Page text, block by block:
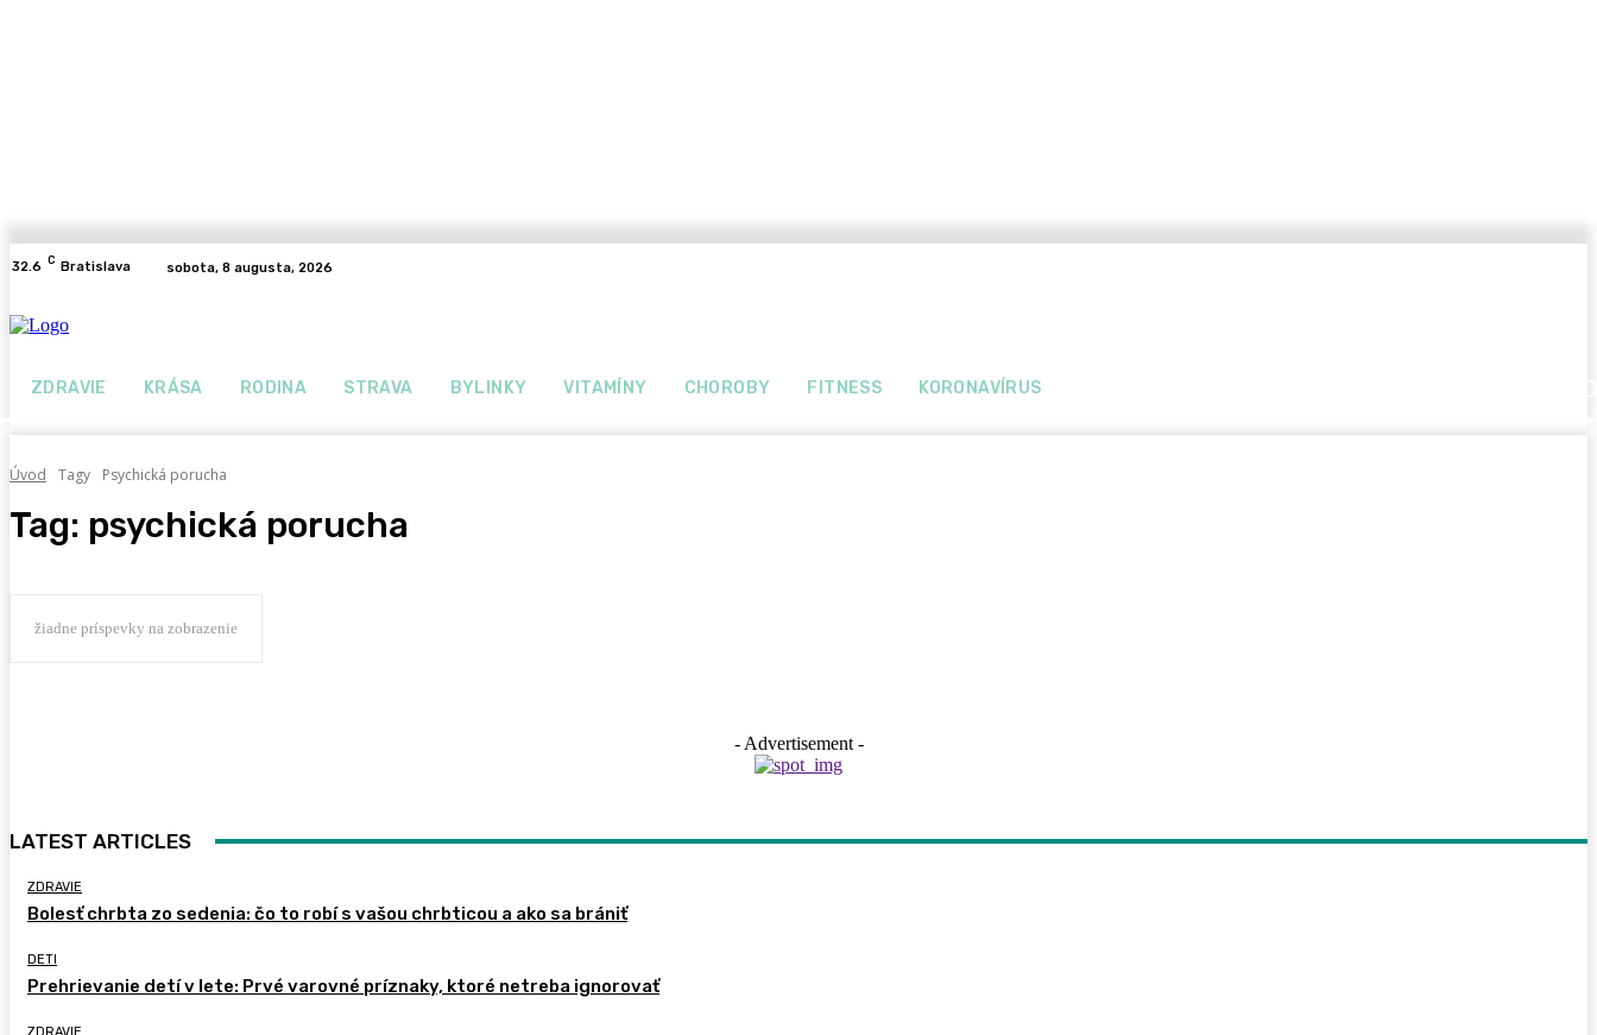
32.6 C Bratislava sobota, 8 augusta, 2026
ZDRAVIE KRÁSA RODINA STRAVA BYLINKY VITAMÍNY CHOROBY FITNESS KORONAVÍRUS
Úvod Tagy Psychická porucha
Tag: psychická porucha
žiadne príspevky na zobrazenie
- Advertisement -
LATEST ARTICLES
ZDRAVIE
Bolesť chrbta zo sedenia: čo to robí s vašou chrbticou a ako sa brániť
DETI
Prehrievanie detí v lete: Prvé varovné príznaky, ktoré netreba ignorovať